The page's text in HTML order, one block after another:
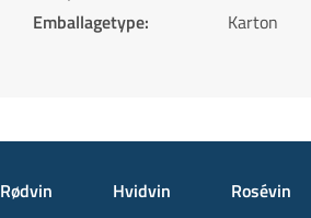
Emballagetype: Karton
Rødvin Hvidvin Rosévin